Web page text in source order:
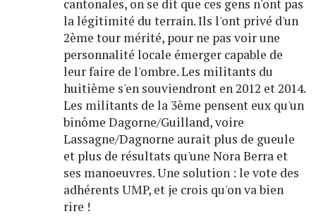
cantonales, on se dit que ces gens n'ont pas
la légitimité du terrain. Ils l'ont privé d'un
2ème tour mérité, pour ne pas voir une
personnalité locale émerger capable de
leur faire de l'ombre. Les militants du
huitième s'en souviendront en 2012 et 2014.
Les militants de la 3ème pensent eux qu'un
binôme Dagorne/Guilland, voire
Lassagne/Dagnorne aurait plus de gueule
et plus de résultats qu'une Nora Berra et
ses manoeuvres. Une solution : le vote des
adhérents UMP, et je crois qu'on va bien
rire !